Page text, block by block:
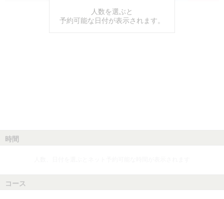
人数を選ぶと
予約可能な日付が表示されます。
時間
コース